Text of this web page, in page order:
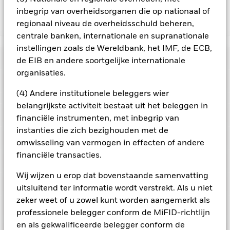
inbegrip van overheidsorganen die op nationaal of
regionaal niveau de overheidsschuld beheren,
centrale banken, internationale en supranationale
instellingen zoals de Wereldbank, het IMF, de ECB,
de EIB en andere soortgelijke internationale
organisaties.
(4) Andere institutionele beleggers wier
belangrijkste activiteit bestaat uit het beleggen in
financiële instrumenten, met inbegrip van
instanties die zich bezighouden met de
omwisseling van vermogen in effecten of andere
financiële transacties.
Wij wijzen u erop dat bovenstaande samenvatting
uitsluitend ter informatie wordt verstrekt. Als u niet
zeker weet of u zowel kunt worden aangemerkt als
professionele belegger conform de MiFID-richtlijn
en als gekwalificeerde belegger conform de
Toon minder
BSF Global Real Asset Securities Fund
Risicometer
Grafiek
Volledige grafiek bekijken
Uitkeringen
Ex-datum Totale uitkering
Het beleggingsrisico is geconcentreerd in specifieke
sectoren, landen, valuta's of bedrijven. Dit betekent dat het
Fonds gevoeliger is voor lokale economische, markt-,
politieke, duurzaamheids- of regelgevingsgebeurtenissen.
De waarde van aandelen en aan aandelen gerelateerde
effecten wordt beïnvloed door de dagelijkse schommelingen
nieuws, bedrijfswinsten en belangrijke gebeurtenissen op
bedrijfsvlak.
Beleggingen in vastgoedeffecten kunnen
worden beïnvloed door de algemene prestaties van de
aandelenmarkten en de vastgoedsector. Met name
veranderingen in rentetarieven kunnen een invloed hebben
op de waarde van vastgoed waarin een vastgoedbedrijf
belegt. Beleggingen in vastgoedeffecten kunnen worden
Kerngegevens
Fondsomvang
per 06/aug/2026
USD 1.380.414.296
Introductie fonds 30/nov/2017
Basisvaluta USD
Beperkende benchmark 1
FTSE Custom Dev Core
Infrast 50/50 EPRA Nareit
Portefeuille kenmerken
per 30/jun/2026
per 31/jul/2026
P/B-ratio
per 30/jun/2026
Naam Weging (%)
Portefeuilleverdeling
Noteringen en classificatie